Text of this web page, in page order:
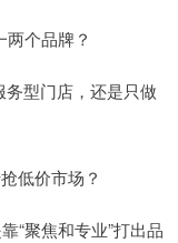
个品牌？
务型门店，还是只做
低价市场？
“聚焦和专业”打出品